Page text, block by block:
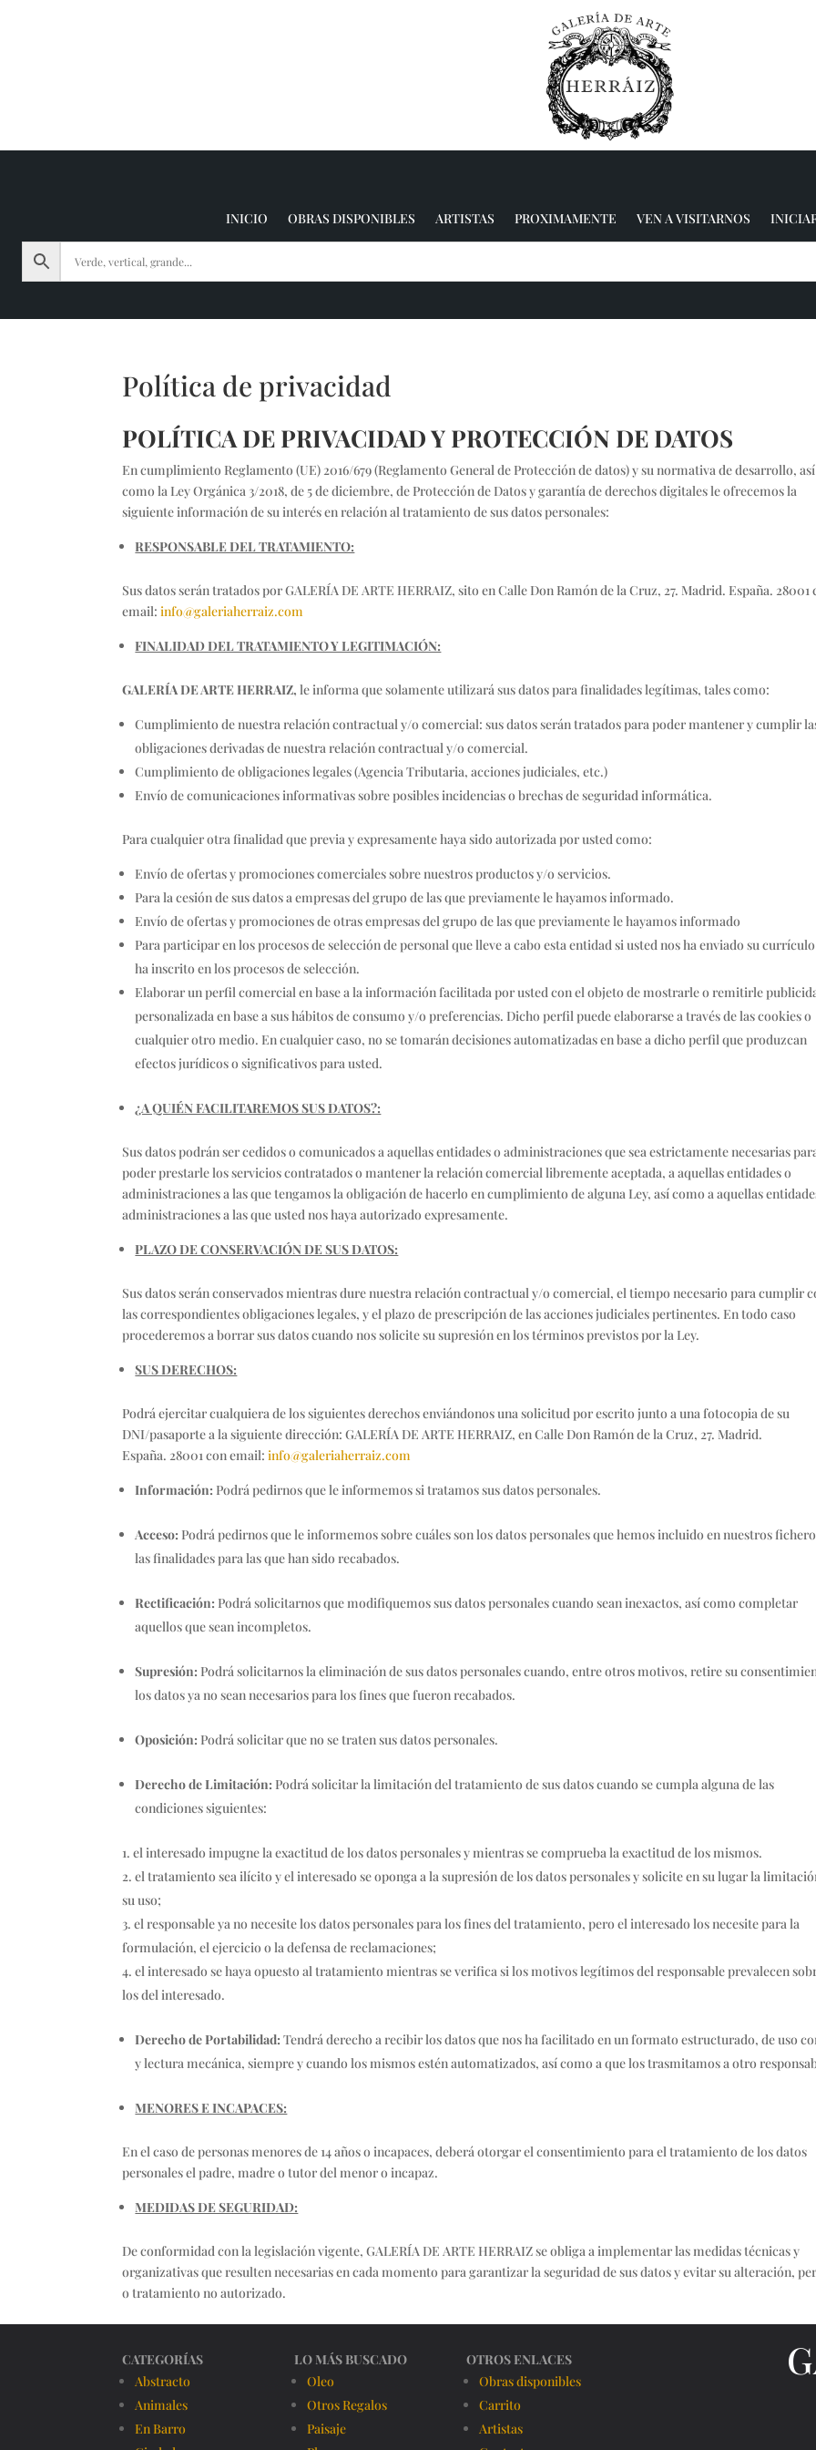
INICIO OBRAS DISPONIBLES ARTISTAS PROXIMAMENTE VEN A VISITARNOS
Política de privacidad
POLÍTICA DE PRIVACIDAD Y PROTECCIÓN DE DATOS
En cumplimiento Reglamento (UE) 2016/679 (Reglamento General de Protección de datos) y su normativa de desarrollo, así
como la Ley Orgánica 3/2018, de 5 de diciembre, de Protección de Datos y garantía de derechos digitales le ofrecemos la
siguiente información de su interés en relación al tratamiento de sus datos personales:
RESPONSABLE DEL TRATAMIENTO:
Sus datos serán tratados por GALERÍA DE ARTE HERRAIZ, sito en Calle Don Ramón de la Cruz, 27. Madrid. España. 28001
email:info@galeriaherraiz.com
FINALIDAD DEL TRATAMIENTO Y LEGITIMACIÓN:
GALERÍA DE ARTE HERRAIZ, le informa que solamente utilizará sus datos para finalidades legítimas, tales como:
Cumplimiento de nuestra relación contractual y/o comercial: sus datos serán tratados para poder mantener y cumplir
obligaciones derivadas de nuestra relación contractual y/o comercial.
Cumplimiento de obligaciones legales (Agencia Tributaria, acciones judiciales, etc.)
Envío de comunicaciones informativas sobre posibles incidencias o brechas de seguridad informática.
Para cualquier otra finalidad que previa y expresamente haya sido autorizada por usted como:
Envío de ofertas y promociones comerciales sobre nuestros productos y/o servicios.
Para la cesión de sus datos a empresas del grupo de las que previamente le hayamos informado.
Envío de ofertas y promociones de otras empresas del grupo de las que previamente le hayamos informado
Para participar en los procesos de selección de personal que lleve a cabo esta entidad si usted nos ha enviado su
ha inscrito en los procesos de selección.
Elaborar un perfil comercial en base a la información facilitada por usted con el objeto de mostrarle o remitirle
personalizada en base a sus hábitos de consumo y/o preferencias. Dicho perfil puede elaborarse a través de las cookies o
cualquier otro medio. En cualquier caso, no se tomarán decisiones automatizadas en base a dicho perfil que produzcan
efectos jurídicos o significativos para usted.
¿A QUIÉN FACILITAREMOS SUS DATOS?:
Sus datos podrán ser cedidos o comunicados a aquellas entidades o administraciones que sea estrictamente necesarias
poder prestarle los servicios contratados o mantener la relación comercial libremente aceptada, a aquellas entidades o
administraciones a las que tengamos la obligación de hacerlo en cumplimiento de alguna Ley, así como a aquellas
administraciones a las que usted nos haya autorizado expresamente.
PLAZO DE CONSERVACIÓN DE SUS DATOS:
Sus datos serán conservados mientras dure nuestra relación contractual y/o comercial, el tiempo necesario para cumplir
las correspondientes obligaciones legales, y el plazo de prescripción de las acciones judiciales pertinentes. En todo caso
procederemos a borrar sus datos cuando nos solicite su supresión en los términos previstos por la Ley.
SUS DERECHOS:
Podrá ejercitar cualquiera de los siguientes derechos enviándonos una solicitud por escrito junto a una fotocopia de su
DNI/pasaporte a la siguiente dirección: GALERÍA DE ARTE HERRAIZ, en Calle Don Ramón de la Cruz, 27. Madrid.
España. 28001con email:info@galeriaherraiz.com
Información: Podrá pedirnos que le informemos si tratamos sus datos personales.
Acceso: Podrá pedirnos que le informemos sobre cuáles son los datos personales que hemos incluido en nuestros
las finalidades para las que han sido recabados.
Rectificación: Podrá solicitarnos que modifiquemos sus datos personales cuando sean inexactos, así como completar
aquellos que sean incompletos.
Supresión: Podrá solicitarnos la eliminación de sus datos personales cuando, entre otros motivos, retire su
los datos ya no sean necesarios para los fines que fueron recabados.
Oposición: Podrá solicitar que no se traten sus datos personales.
Derecho de Limitación: Podrá solicitar la limitación del tratamiento de sus datos cuando se cumpla alguna de las
condiciones siguientes:
el interesado impugne la exactitud de los datos personales y mientras se comprueba la exactitud de los mismos.
el tratamiento sea ilícito y el interesado se oponga a la supresión de los datos personales y solicite en su lugar la
su uso;
el responsable ya no necesite los datos personales para los fines del tratamiento, pero el interesado los necesite para la
formulación, el ejercicio o la defensa de reclamaciones;
el interesado se haya opuesto al tratamiento mientras se verifica si los motivos legítimos del responsable prevalecen
los del interesado.
Derecho de Portabilidad:Tendrá derecho a recibir los datos que nos ha facilitado en un formato estructurado, de uso
y lectura mecánica, siempre y cuando los mismos estén automatizados, así como a que los trasmitamos a otro
MENORES E INCAPACES:
En el caso de personas menores de 14 años o incapaces, deberá otorgar el consentimiento para el tratamiento de los datos
personales el padre, madre o tutor del menor o incapaz.
MEDIDAS DE SEGURIDAD:
De conformidad con la legislación vigente, GALERÍA DE ARTE HERRAIZ se obliga a implementar las medidas técnicas y
organizativas que resulten necesarias en cada momento para garantizar la seguridad de sus datos y evitar su alteración,
o tratamiento no autorizado.
CATEGORÍAS
Abstracto
Animales
En Barro
LO MÁS BUSCADO
Oleo
Otros Regalos
Paisaje
OTROS ENLACES
Obras disponibles
Carrito
Artistas